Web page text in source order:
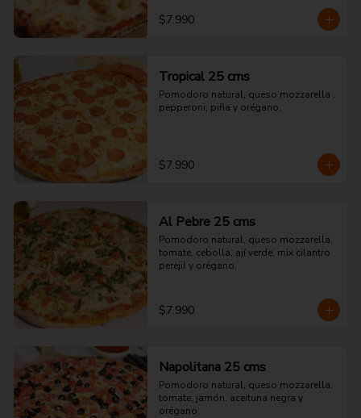
$7.990
Tropical 25 cms
Pomodoro natural, queso mozzarella ,
pepperoni, piña y orégano.
$7.990
Al Pebre 25 cms
Pomodoro natural, queso mozzarella,
tomate, cebolla, ají verde, mix cilantro
perejil y orégano.
$7.990
Napolitana 25 cms
Pomodoro natural, queso mozzarella,
tomate, jamón, aceituna negra y
orégano.